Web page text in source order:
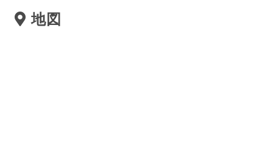
地図